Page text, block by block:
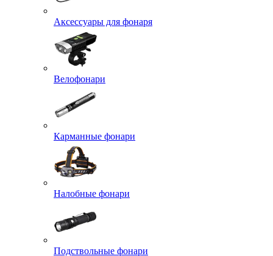
Аксессуары для фонаря
Велофонари
Карманные фонари
Налобные фонари
Подствольные фонари